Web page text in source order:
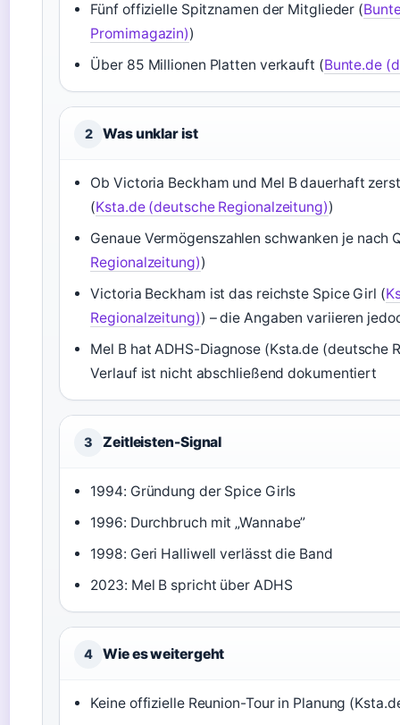
Fünf offizielle Spitznamen der Mitglieder (
Promimagazin))
Über 85 Millionen Platten verkauft (Bunte.de
2 Was unklar ist
Ob Victoria Beckham und Mel B dauerhaft
(Ksta.de (deutsche Regionalzeitung))
Genaue Vermögenszahlen schwanken je nach
Regionalzeitung))
Victoria Beckham ist das reichste Spice Girl (
Regionalzeitung)) – die Angaben variieren
Mel B hat ADHS-Diagnose (Ksta.de (deutsche
Verlauf ist nicht abschließend dokumentiert
3 Zeitleisten-Signal
1994: Gründung der Spice Girls
1996: Durchbruch mit „Wannabe”
1998: Geri Halliwell verlässt die Band
2023: Mel B spricht über ADHS
4 Wie es weitergeht
Keine offizielle Reunion-Tour in Planung